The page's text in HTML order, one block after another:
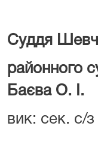
Суддя
Баєва О. І.
вик: сек.